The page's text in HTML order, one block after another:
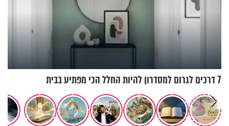
7 דרכים לגרום למסדרון להיות החלל הכי מפתיע בבית